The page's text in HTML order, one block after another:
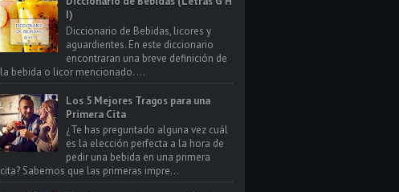
I)
Diccionario de Bebidas, licores y
aguardientes. En este diccionario
encontraran una breve definición de
la bebida o licor mencionado. ...
Los 5 Mejores Tragos para una
Primera Cita
¿Te has preguntado alguna vez cuál
es la elección perfecta a la hora de
pedir una bebida en una primera
cita? Sabemos que las primeras impre...